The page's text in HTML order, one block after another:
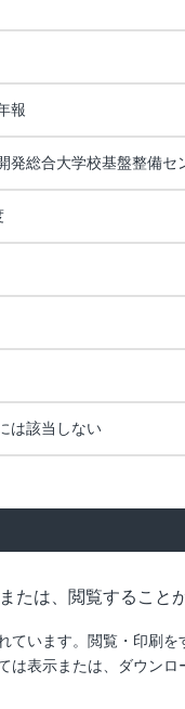
報
発総合大学校基盤整備セ
は該当しない
たは、閲覧すること
ています。閲覧・印刷
表示または、ダウン